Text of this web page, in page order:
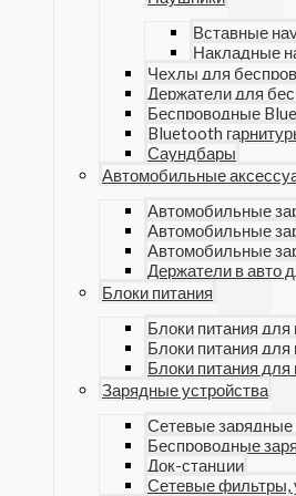
Вставные
Накладные
Чехлы для
Держатели для
Беспроводные
Bluetooth
Саундбары
Автомобильные
Автомобильные
Автомобильные
Автомобильные
Держатели в авто
Блоки питания
Блоки питания для
Блоки питания
Блоки питания для
Зарядные устройства
Сетевые зарядные
Беспроводные
Док-станции
Сетевые фильтры,